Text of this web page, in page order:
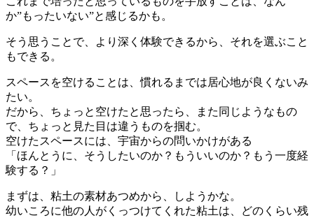
か”もったいない”と感じるかも。
そう思うことで、より深く体験できるから、それを選ぶこと
もできる。
スペースを空けることは、慣れるまでは居心地が良くないみ
たい。
だから、ちょっと空けたと思ったら、また同じようなもの
で、ちょっと見た目は違うものを掴む。
空けたスペースには、宇宙からの問いかけがある
「ほんとうに、そうしたいのか？もういいのか？もう一度経
験する？」
まずは、粘土の素材あつめから、しようかな。
幼いころに他の人がくっつけてくれた粘土は、どのくらい残